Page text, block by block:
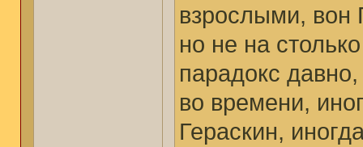
взрослыми, вон
но не на
парадокс
во времени,
Гераскин,